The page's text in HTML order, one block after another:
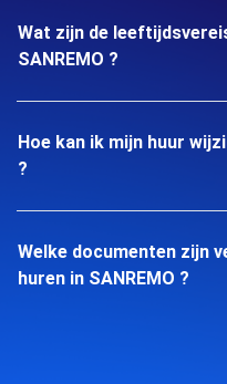
Wat zijn de
SANREMO ?
Hoe kan ik mijn huur
?
Welke documenten zijn
huren in SANREMO ?